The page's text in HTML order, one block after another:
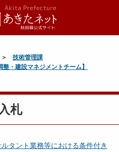
技術管理課
・建設マネジメントチーム】
札
タント業務等における条件付き